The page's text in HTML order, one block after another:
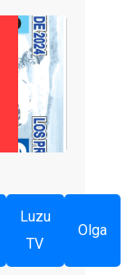
Luzu
TV
Olga